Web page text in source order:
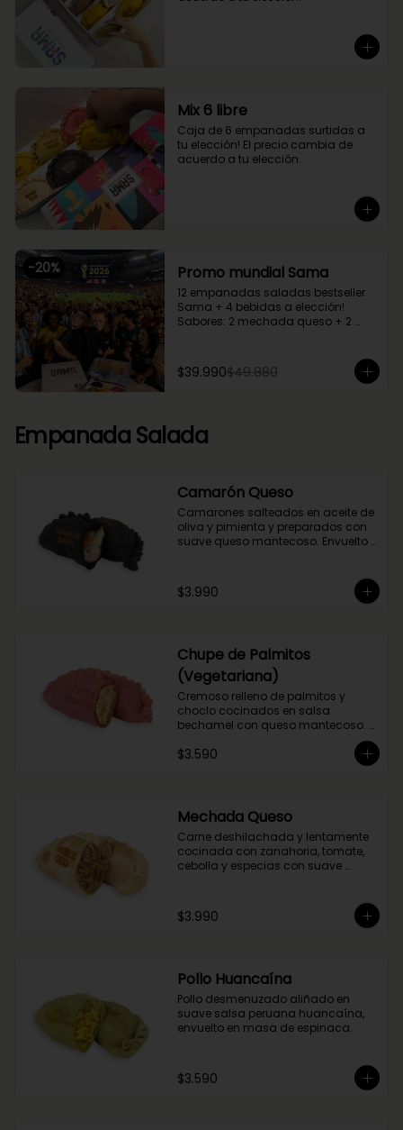
Mix 6 libre
Caja de 6 empanadas surtidas a
tu elección! El precio cambia de
acuerdo a tu elección.
-20% Promo mundial Sama
12 empanadas saladas bestseller
Sama + 4 bebidas a elección!
Sabores: 2 mechada queso + 2
palmitos
$39.990$49.880
Empanada Salada
Camarón Queso
Camarones salteados en aceite de
oliva y pimienta y preparados con
suave queso mantecoso. Envuelto
$3.990
Chupe de Palmitos
(Vegetariana)
Cremoso relleno de palmitos y
choclo cocinados en salsa
bechamel con queso mantecoso.
$3.590
Mechada Queso
Carne deshilachada y lentamente
cocinada con zanahoria, tomate,
cebolla y especias con suave
$3.990
Pollo Huancaína
Pollo desmenuzado aliñado en
suave salsa peruana huancaína,
envuelto en masa de espinaca.
$3.590